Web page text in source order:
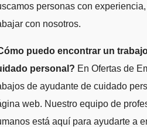
personas con
con nosotros.
puedo encontrar un
personal? En Ofertas de
de ayudante de cuidado
web. Nuestro equipo de
está aquí para ayudarte a